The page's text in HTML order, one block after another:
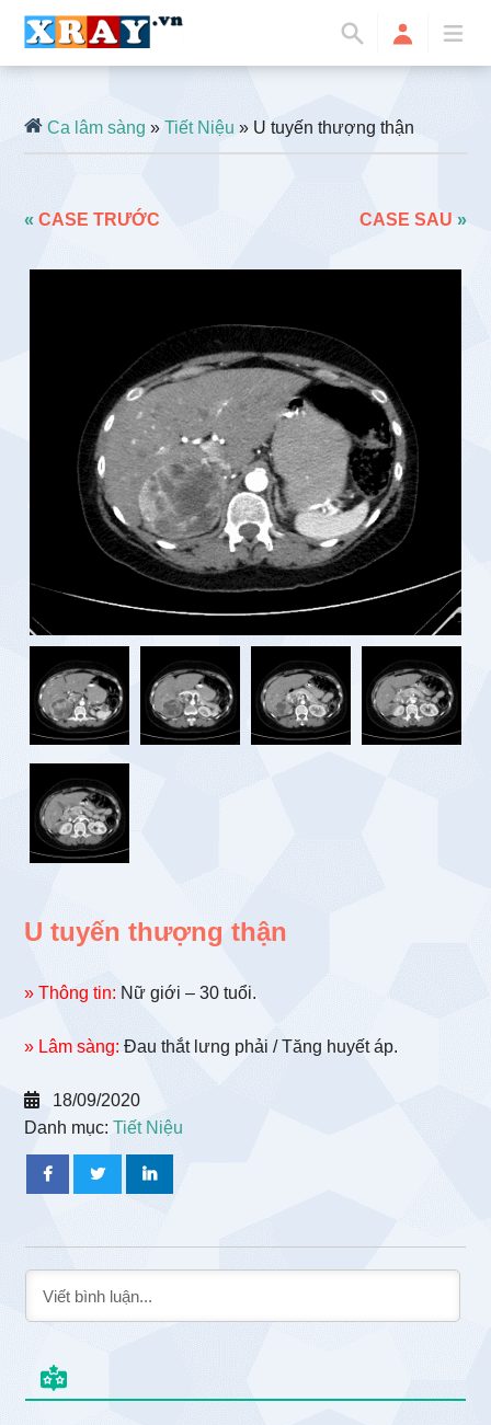
Ca lâm sàng »Tiết Niệu » U tuyến thượng thận
«CASE TRƯỚC CASE SAU »
U tuyến thượng thận
» Thông tin: Nữ giới – 30 tuổi.
» Lâm sàng: Đau thắt lưng phải / Tăng huyết áp.
18/09/2020
Danh mục:Tiết Niệu